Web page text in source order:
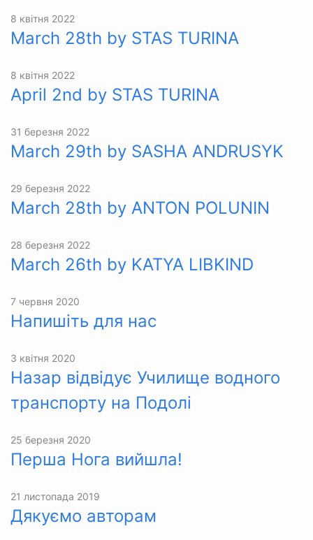
8 квітня 2022
March 28th by STAS TURINA
8 квітня 2022
April 2nd by STAS TURINA
31 березня 2022
March 29th by SASHA ANDRUSYK
29 березня 2022
March 28th by ANTON POLUNIN
28 березня 2022
March 26th by KATYA LIBKIND
7 червня 2020
Напишіть для нас
3 квітня 2020
Назар відвідує Училище водного
транспорту на Подолі
25 березня 2020
Перша Нога вийшла!
21 листопада 2019
Дякуємо авторам